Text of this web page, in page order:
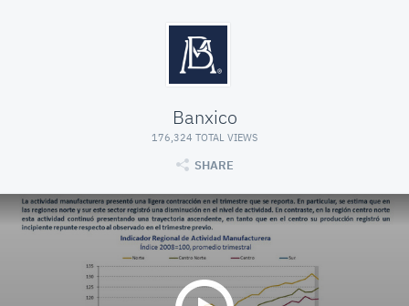
Banxico
176,324 TOTAL VIEWS
SHARE